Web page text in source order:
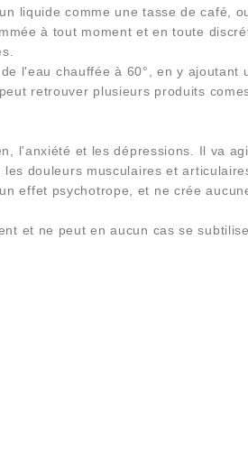
liquide comme une tasse de café,
à tout moment et en toute
l'eau chauffée à 60°, en y ajoutant
retrouver plusieurs produits
l'anxiété et les dépressions. Il va
douleurs musculaires et
effet psychotrope, et ne crée
et ne peut en aucun cas se